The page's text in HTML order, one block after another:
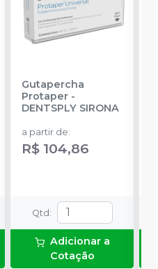
Gutapercha
Protaper-
DENTSPLY SIRONA
a partir de:
R$ 104,86
Qtd :
Adicionar a
Cotação